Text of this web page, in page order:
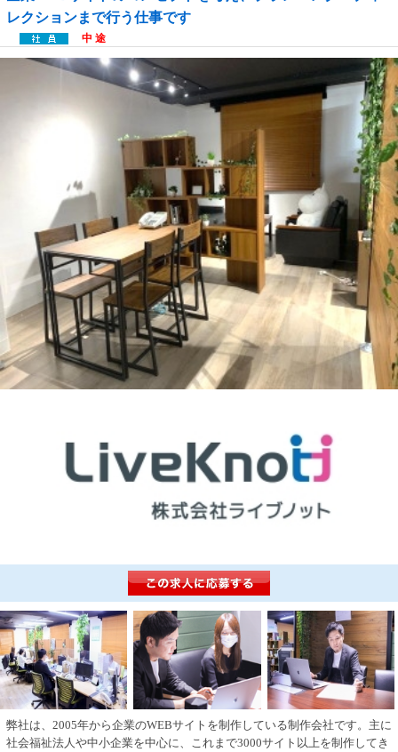
レクションまで行う仕事です
中 途
弊社は、2005年から企業のWEBサイトを制作している制作会社です。主に
社会福祉法人や中小企業を中心に、これまで3000サイト以上を制作してき